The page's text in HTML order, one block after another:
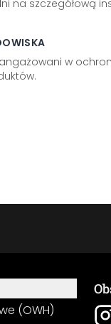
na szczegółową
w
(OWH)